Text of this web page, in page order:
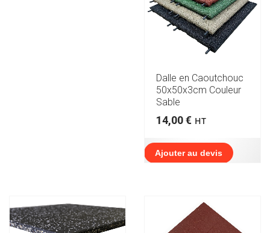
Dalle en Caoutchouc
50x50x3cm Couleur
Sable
14,00€ HT
Ajouter au devis